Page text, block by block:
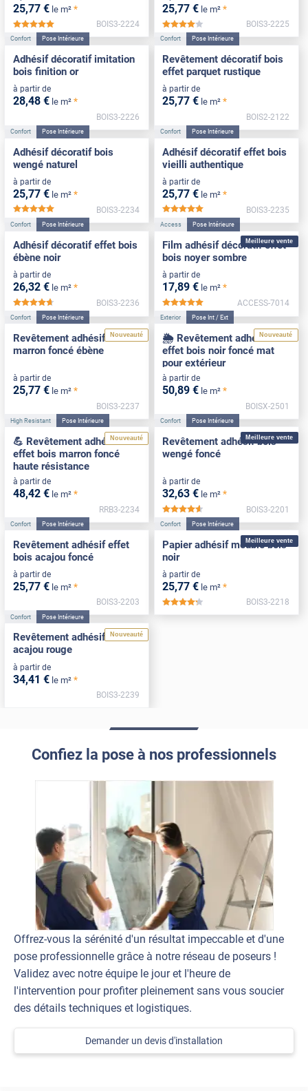
25,77 € le m² *
*****
BOIS3-2224
25,77 € le m² *
*****
BOIS3-2225
Confort Pose Intérieure
Adhésif décoratif imitation
bois finition or
à partir de
28,48 € le m² *
BOIS3-2226
Confort Pose Intérieure
Revêtement décoratif bois
effet parquet rustique
à partir de
25,77 € le m² *
BOIS2-2122
Confort Pose Intérieure
Adhésif décoratif bois
wengé naturel
à partir de
25,77 € le m² *
BOIS3-2234
Confort Pose Intérieure
Adhésif décoratif effet bois
vieilli authentique
à partir de
25,77 € le m² *
BOIS3-2235
Confort Pose Intérieure
Adhésif décoratif effet bois
ébène noir
à partir de
26,32 € le m² *
*****
BOIS3-2236
Meilleure vente
Access Pose Intérieure
Film adhésif décoratif effet
bois noyer sombre
à partir de
17,89 € le m² *
ACCESS-7014
Nouveauté
Confort Pose Intérieure
Revêtement adhésif bois
marron foncé ébène
à partir de
25,77 € le m² *
BOIS3-2237
Nouveauté
Exterior Pose Int / Ext
🌦️ Revêtement adhésif
effet bois noir foncé mat
pour extérieur
à partir de
50,89 € le m² *
BOISX-2501
Nouveauté
High Resistant Pose Intérieure
💪 Revêtement adhésif
effet bois marron foncé
haute résistance
à partir de
48,42 € le m² *
RRB3-2234
Meilleure vente
Confort Pose Intérieure
Revêtement adhésif bois
wengé foncé
à partir de
32,63 € le m² *
*****
BOIS3-2201
Confort Pose Intérieure
Revêtement adhésif effet
bois acajou foncé
à partir de
25,77 € le m² *
BOIS3-2203
Meilleure vente
Confort Pose Intérieure
Papier adhésif meuble bois
noir
à partir de
25,77 € le m² *
*****
BOIS3-2218
Nouveauté
Confort Pose Intérieure
Revêtement adhésif bois
acajou rouge
à partir de
34,41 € le m² *
BOIS3-2239
Confiez la pose à nos professionnels
Offrez-vous la sérénité d'un résultat impeccable et d'une
pose professionnelle grâce à notre réseau de poseurs !
Validez avec notre équipe le jour et l'heure de
l'intervention pour profiter pleinement sans vous soucier
des détails techniques et logistiques.
Demander un devis d'installation